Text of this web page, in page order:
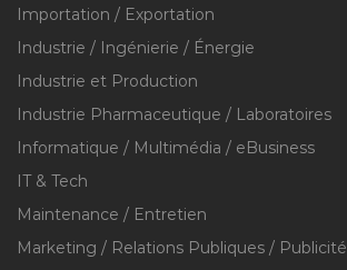
Importation / Exportation
Industrie / Ingénierie / Énergie
Industrie et Production
Industrie Pharmaceutique / Laboratoires
Informatique / Multimédia / eBusiness
IT & Tech
Maintenance / Entretien
Marketing / Relations Publiques / Publicité